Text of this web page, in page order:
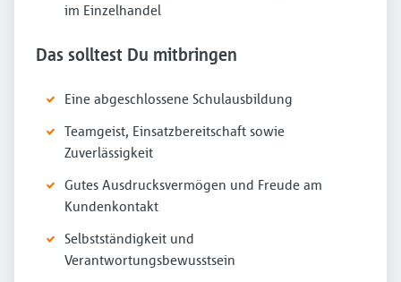
im Einzelhandel
Das solltest Du mitbringen
Eine abgeschlossene Schulausbildung
Teamgeist, Einsatzbereitschaft sowie
Zuverlässigkeit
Gutes Ausdrucksvermögen und Freude am
Kundenkontakt
Selbstständigkeit und
Verantwortungsbewusstsein